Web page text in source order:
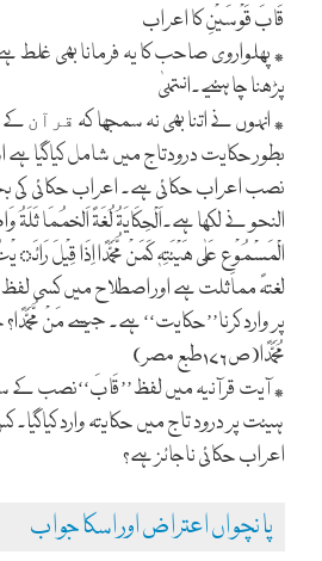
قَابَ قَوْسَیْنِ کا اعراب
٭ پھلواروی صاحب کا یہ فرمانا بھی غلط
پڑھنا چاہئیے۔انتہیٰ
٭ انہوں نے اتنا بھی نہ سمجھا کہ قرآن کے
بطور حکایت درودتاج میں شامل کیاگیا ہے
نصب اعراب حکائی ہے۔ اعراب حکائی
النحو نے لکھا ہے۔اَلْحِکَایَۃُ لُغَۃً اَلخمُمَا ثَلَۃُ
الْمَسْمُوْعِ عَلٰی ھَیْئَتِہٖ کَمَنْ مُّحَمَّدًا اِذَا قِیْلَ رَائَ
لغتہً مماثلت ہے اور اصطلاح میں کسی
پر وارد کرنا’’حکایت‘‘ ہے۔ جیسے مَنْ
مُحَمَّدًا(ص۱۷۶طبع مصر)
٭ آیت قرآنیہ میں لفظ’’قَابَ‘‘نصب
ہیئت پر درود تاج میں حکایتہ وارد
اعراب حکائی ناجائز ہے؟
پا نچواں اعتراض اور اسکا جواب